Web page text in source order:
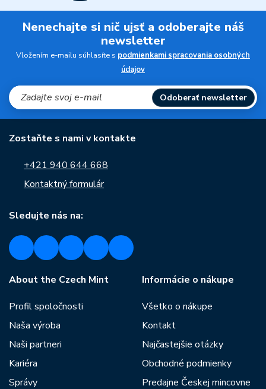
Nenechajte si nič ujsť a odoberajte náš
newsletter
Vložením e-mailu súhlasíte s podmienkami spracovania osobných
údajov
Odoberať newsletter
Zostaňte s nami v kontakte
+421 940 644 668
Kontaktný formulár
Sledujte nás na:
About the Czech Mint
Profil spoločnosti
Naša výroba
Naši partneri
Kariéra
Správy
Informácie o nákupe
Všetko o nákupe
Kontakt
Najčastejšie otázky
Obchodné podmienky
Predajne Českej mincovne